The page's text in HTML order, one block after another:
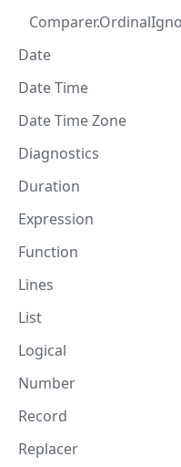
Date
Date Time
Date Time Zone
Diagnostics
Duration
Expression
Function
Lines
List
Logical
Number
Record
Replacer